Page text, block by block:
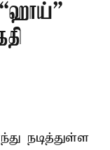
நடித்துள்ள